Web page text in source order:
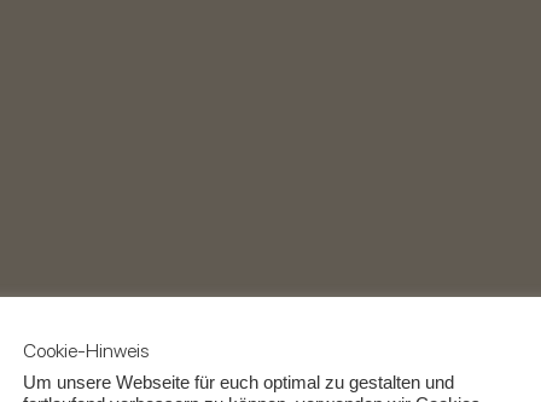
Cookie-Hinweis
Um unsere Webseite für euch optimal zu gestalten und